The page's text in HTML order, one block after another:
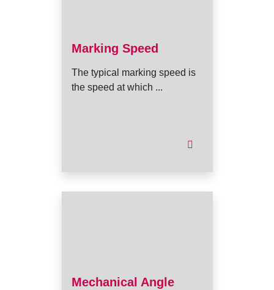
Marking Speed
The typical marking speed is
the speed at which ...
Mechanical Angle